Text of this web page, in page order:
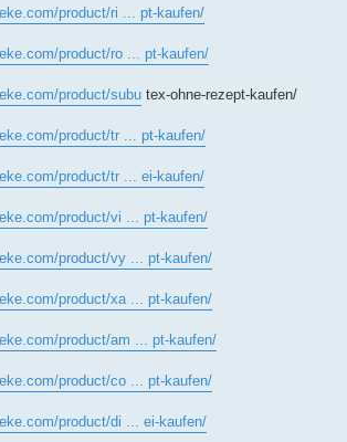
product/ri ... pt-kaufen/
product/ro ... pt-kaufen/
product/subu tex-ohne-rezept-kaufen/
product/tr ... pt-kaufen/
product/tr ... ei-kaufen/
product/vi ... pt-kaufen/
product/vy ... pt-kaufen/
product/xa ... pt-kaufen/
product/am ... pt-kaufen/
product/co ... pt-kaufen/
product/di ... ei-kaufen/